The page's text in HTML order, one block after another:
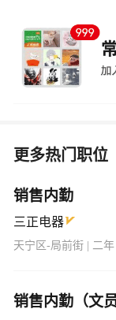
更多热门职位
销售内勤
三正电器
天宁区-局前街 | 二
销售内勤（文员